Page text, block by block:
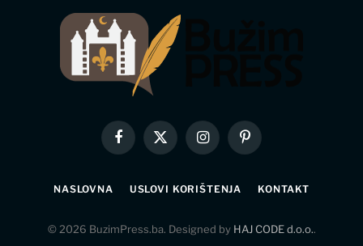
Facebook
X
(Twitter)
InstagramPinterest
NASLOVNA USLOVI KORIŠTENJA KONTAKT
© 2026 BuzimPress.ba. Designed by HAJ CODE d.o.o..